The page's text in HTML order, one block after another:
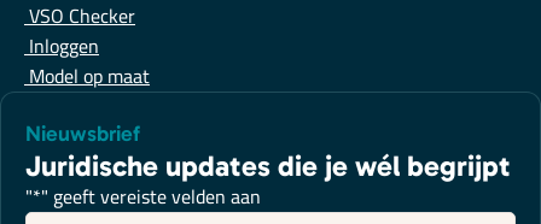
VSO Checker
Inloggen
Model op maat
Nieuwsbrief
Juridische updates die je wél begrijpt
"*" geeft vereiste velden aan